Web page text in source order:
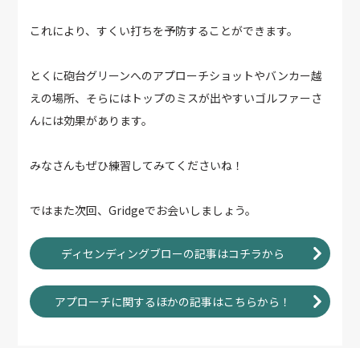
これにより、すくい打ちを予防することができます。
とくに砲台グリーンへのアプローチショットやバンカー越
えの場所、そらにはトップのミスが出やすいゴルファーさ
んには効果があります。
みなさんもぜひ練習してみてくださいね！
ではまた次回、Gridgeでお会いしましょう。
ディセンディングブローの記事はコチラから
アプローチに関するほかの記事はこちらから！